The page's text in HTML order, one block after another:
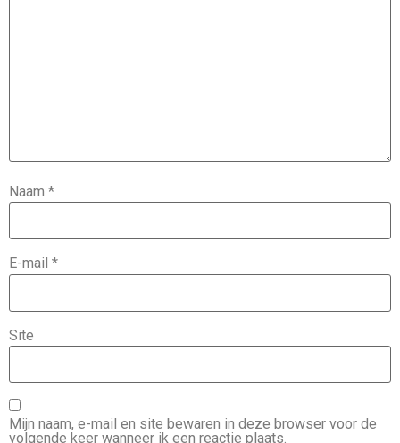
Naam *
E-mail *
Site
Mijn naam, e-mail en site bewaren in deze browser voor de
volgende keer wanneer ik een reactie plaats.